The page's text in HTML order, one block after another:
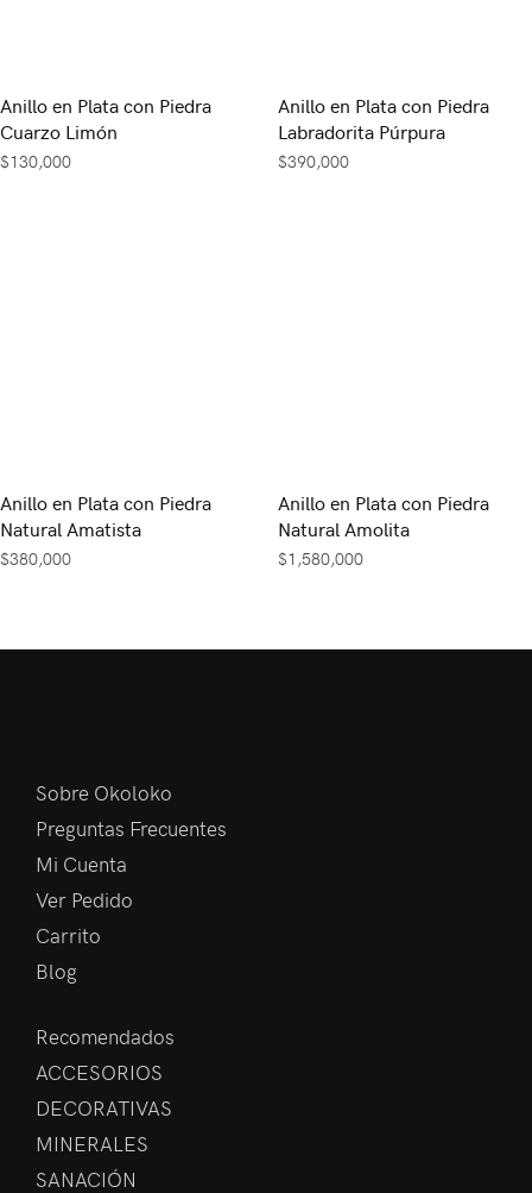
Anillo en Plata con Piedra
Cuarzo Limón
$130,000
Anillo en Plata con Piedra
Labradorita Púrpura
$390,000
Anillo en Plata con Piedra
Natural Amatista
$380,000
Anillo en Plata con Piedra
Natural Amolita
$1,580,000
Sobre Okoloko
Preguntas Frecuentes
Mi Cuenta
Ver Pedido
Carrito
Blog
Recomendados
ACCESORIOS
DECORATIVAS
MINERALES
SANACIÓN